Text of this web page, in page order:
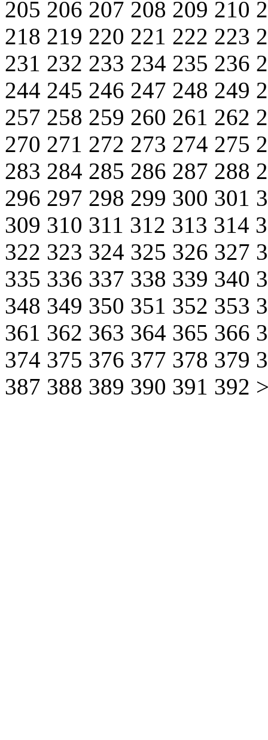
205 206 207 208 209 210
218 219 220 221 222 223
231 232 233 234 235 236
244 245 246 247 248 249
257 258 259 260 261 262
270 271 272 273 274 275
283 284 285 286 287 288
296 297 298 299 300 301
309 310 311 312 313 314
322 323 324 325 326 327
335 336 337 338 339 340
348 349 350 351 352 353
361 362 363 364 365 366
374 375 376 377 378 379
387 388 389 390 391 392